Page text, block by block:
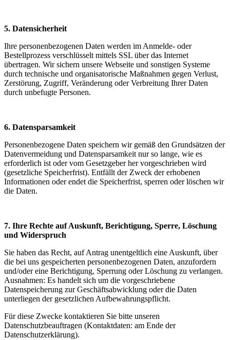
5. Datensicherheit
Ihre personenbezogenen Daten werden im Anmelde- oder
Bestellprozess verschlüsselt mittels SSL über das Internet
übertragen. Wir sichern unsere Webseite und sonstigen Systeme
durch technische und organisatorische Maßnahmen gegen Verlust,
Zerstörung, Zugriff, Veränderung oder Verbreitung Ihrer Daten
durch unbefugte Personen.
6. Datensparsamkeit
Personenbezogene Daten speichern wir gemäß den Grundsätzen der
Datenvermeidung und Datensparsamkeit nur so lange, wie es
erforderlich ist oder vom Gesetzgeber her vorgeschrieben wird
(gesetzliche Speicherfrist). Entfällt der Zweck der erhobenen
Informationen oder endet die Speicherfrist, sperren oder löschen wir
die Daten.
7. Ihre Rechte auf Auskunft, Berichtigung, Sperre, Löschung
und Widerspruch
Sie haben das Recht, auf Antrag unentgeltlich eine Auskunft, über
die bei uns gespeicherten personenbezogenen Daten, anzufordern
und/oder eine Berichtigung, Sperrung oder Löschung zu verlangen.
Ausnahmen: Es handelt sich um die vorgeschriebene
Datenspeicherung zur Geschäftsabwicklung oder die Daten
unterliegen der gesetzlichen Aufbewahrungspflicht.
Für diese Zwecke kontaktieren Sie bitte unseren
Datenschutzbeauftragen (Kontaktdaten: am Ende der
Datenschutzerklärung).